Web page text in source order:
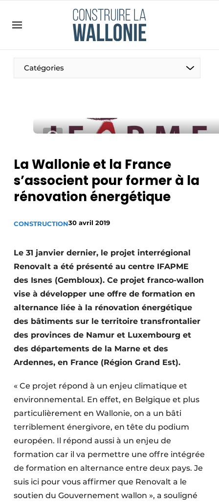
Emploi
Enregistrer une offre d’emploi
Meest gelezen
Podcasts
Privacy / Cookie statement
S’inscrire à l’événement
Catégories
Construction bois
Contrôle d’accès
Éclairage
Fondations
Façades
Géotextiles
Infrastructures souterraines et égouttage
Protection solaire
Rénovation
Sécurité incendie
La Wallonie et la France
s’associent pour former à la
rénovation énergétique
CONSTRUCTION30 avril 2019
Le 31 janvier dernier, le projet interrégional
Renovalt a été présenté au centre IFAPME
des Isnes (Gembloux). Ce projet franco-wallon
vise à développer une offre de formation en
alternance liée à la rénovation énergétique
des bâtiments sur le territoire transfrontalier
des provinces de Namur et Luxembourg et
des départements de la Marne et des
Ardennes, en France (Région Grand Est).
« Ce projet répond à un enjeu climatique et
environnemental. En effet, en Belgique et plus
particulièrement en Wallonie, on a un bâti
terriblement énergivore, en tête du podium
européen. Il répond aussi à un enjeu de
formation car il va permettre une offre intégrée
de formation en alternance entre deux pays. Je
suis ici pour vous affirmer que Renovalt a le
soutien du Gouvernement wallon », a souligné